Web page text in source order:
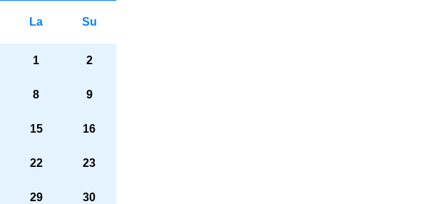
La Su
1 2
8 9
15 16
22 23
29 30